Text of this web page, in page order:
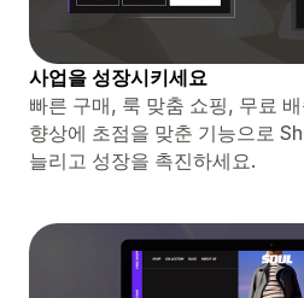
사업을 성장시키세요
빠른 구매, 룩 맞춤 쇼핑, 무료
향상에 초점을 맞춘 기능으로
늘리고 성장을 촉진하세요.